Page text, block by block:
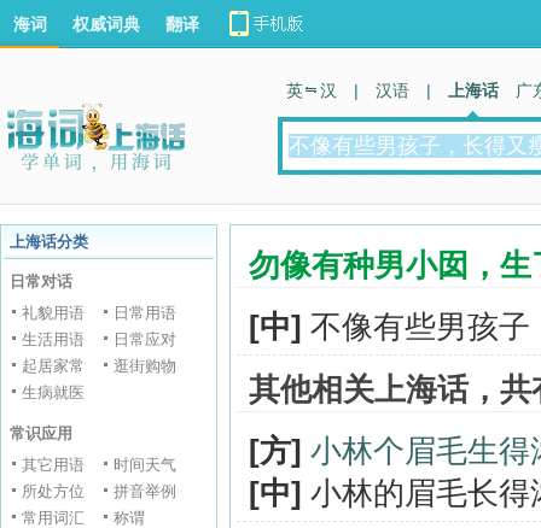
海词 权威词典 翻译
英 汉 | 汉语 | 上海话 广
上海话分类
日常对话
礼貌用语
日常用语
生活用语
日常应对
起居家常
逛街购物
生病就医
常识应用
其它用语
时间天气
所处方位
拼音举例
常用词汇
称谓
勿像有种男小囡，
[中] 不像有些男孩
其他相关上海话，共
[方] 小林个眉毛生
[中] 小林的眉毛长